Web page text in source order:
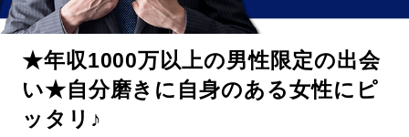
★年収1000万以上の男性限定の出会
い★自分磨きに自身のある女性にピ
ッタリ♪